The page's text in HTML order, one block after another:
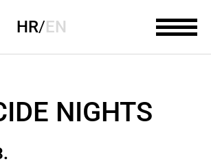
HR/EN
NIGHTS